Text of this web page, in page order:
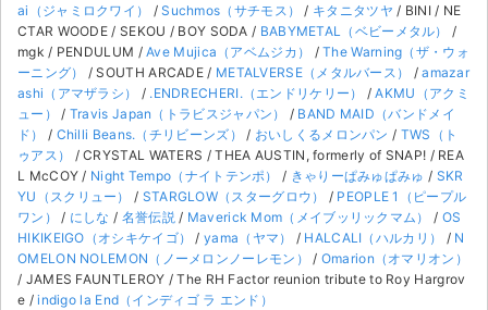
ai（ジャミロクワイ）
/Suchmos（サチモス） / キタニタツヤ / BINI / NE
CTAR WOODE / SEKOU / BOY SODA / BABYMETAL（ベビーメタル）
/
mgk / PENDULUM /Ave Mujica（アベムジカ） /The Warning（ザ・ウォ
ーニング）
/ SOUTH ARCADE / METALVERSE（メタルバース） /amazar
ashi（アマザラシ）
/ .ENDRECHERI.（エンドリケリー） /AKMU（アクミ
ュー）
/ Travis Japan（トラビスジャパン） / BAND MAID（バンドメイ
ド）
/ Chilli Beans.（チリビーンズ） / おいしくるメロンパン / TWS（ト
ゥアス）
/ CRYSTAL WATERS / THEA AUSTIN, formerly of SNAP! / REA
L McCOY / Night Tempo（ナイトテンポ） / きゃりーぱみゅぱみゅ / SKR
YU（スクリュー）
/ STARGLOW（スターグロウ） / PEOPLE 1（ピープル
ワン）
/ にしな / 名誉伝説/ Maverick Mom（メイブッリックマム） / OS
HIKIKEIGO（オシキケイゴ）
/yama（ヤマ） / HALCALI（ハルカリ） / N
OMELON NOLEMON（ノーメロンノーレモン）
/ Omarion（オマリオン）
/ JAMES FAUNTLEROY / The RH Factor reunion tribute to Roy Hargrov
e /indigo la End（インディゴ ラ エンド）